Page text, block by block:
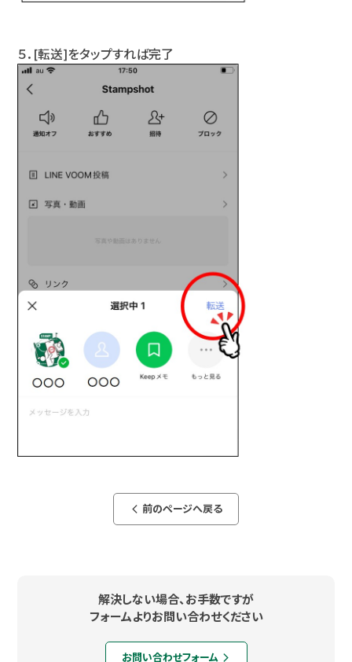
５．[転送]をタップすれば完了
arrow_back_ios_new 前のページへ戻る
解決しない場合、お手数ですが
フォームよりお問い合わせください
お問い合わせフォーム arrow_forward_ios